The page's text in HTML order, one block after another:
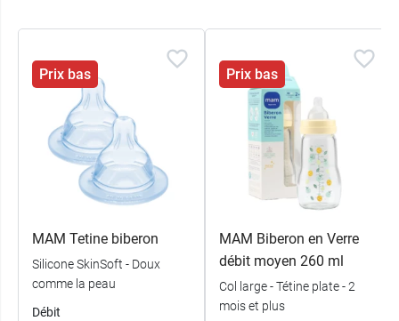
Prix bas
MAM Tetine biberon
Silicone SkinSoft - Doux
comme la peau
Débit
Prix bas
MAM Biberon en Verre
débit moyen 260 ml
Col large - Tétine plate - 2
mois et plus